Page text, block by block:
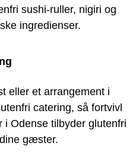
sushi-ruller, nigiri og
ingredienser.
eller et arrangement i
catering, så fortvivl
i Odense tilbyder glutenfri
gæster.